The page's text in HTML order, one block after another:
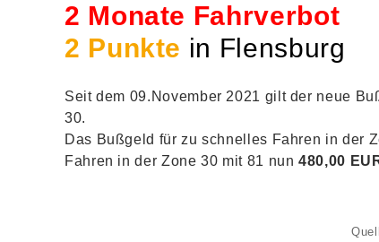
2 Monate Fahrverbot
2 Punkte in Flensburg
Seit dem 09.November 2021 gilt der neue
30.
Das Bußgeld für zu schnelles Fahren in der
Fahren in der Zone 30 mit 81 nun480,00